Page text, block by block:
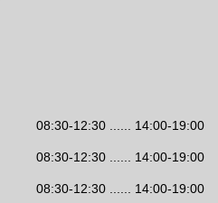
08:30-12:30 ...... 14:00-19:00
08:30-12:30 ...... 14:00-19:00
08:30-12:30 ...... 14:00-19:00